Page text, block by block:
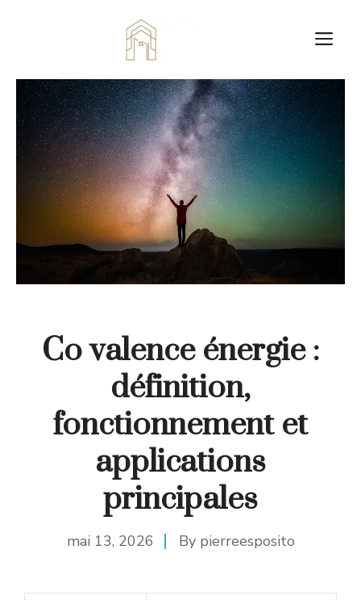
Co valence énergie :
définition,
fonctionnement et
applications
principales
mai 13, 2026 By pierreesposito